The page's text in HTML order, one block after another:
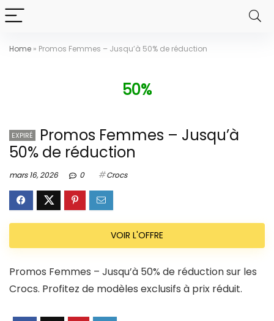
Home » Promos Femmes – Jusqu’à 50% de réduction
50%
EXPIRÉ
Promos Femmes – Jusqu’à
50% de réduction
mars 16, 2026 0 Crocs
VOIR L'OFFRE
Promos Femmes – Jusqu’à 50% de réduction sur les
Crocs. Profitez de modèles exclusifs à prix réduit.